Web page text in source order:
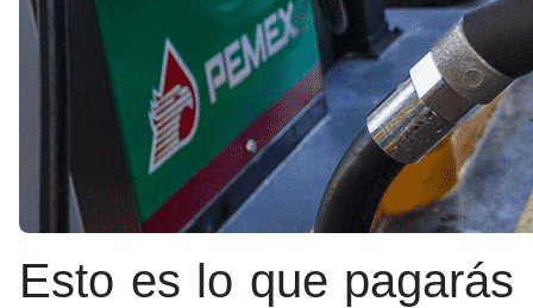
Esto es lo que pagarás